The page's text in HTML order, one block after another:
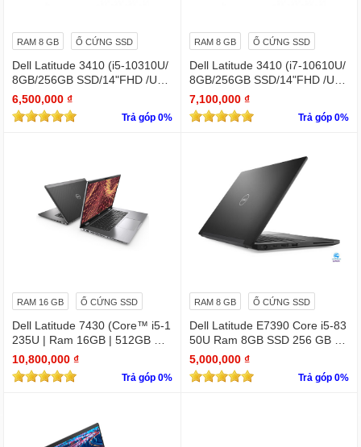
RAM 8 GB Ổ CỨNG SSD
Dell Latitude 3410 (i5-10310U/
8GB/256GB SSD/14"FHD /UH
D Graphics/Win11Pro)
6,500,000 ₫
Trả góp 0%
RAM 8 GB Ổ CỨNG SSD
Dell Latitude 3410 (i7-10610U/
8GB/256GB SSD/14"FHD /UH
D Graphics/Win11Pro)
7,100,000 ₫
Trả góp 0%
RAM 16 GB Ổ CỨNG SSD
Dell Latitude 7430 (Core™ i5-1
235U | Ram 16GB | 512GB SS
D | 14.0inch FHD)
10,800,000 ₫
Trả góp 0%
RAM 8 GB Ổ CỨNG SSD
Dell Latitude E7390 Core i5-83
50U Ram 8GB SSD 256 GB 1
3.3 " Full HD (1920 x 1080)
5,000,000 ₫
Trả góp 0%